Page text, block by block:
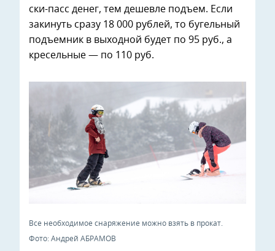
ски-пасс денег, тем дешевле подъем. Если
закинуть сразу 18 000 рублей, то бугельный
подъемник в выходной будет по 95 руб., а
кресельные — по 110 руб.
Все необходимое снаряжение можно взять в прокат.
Фото: Андрей АБРАМОВ